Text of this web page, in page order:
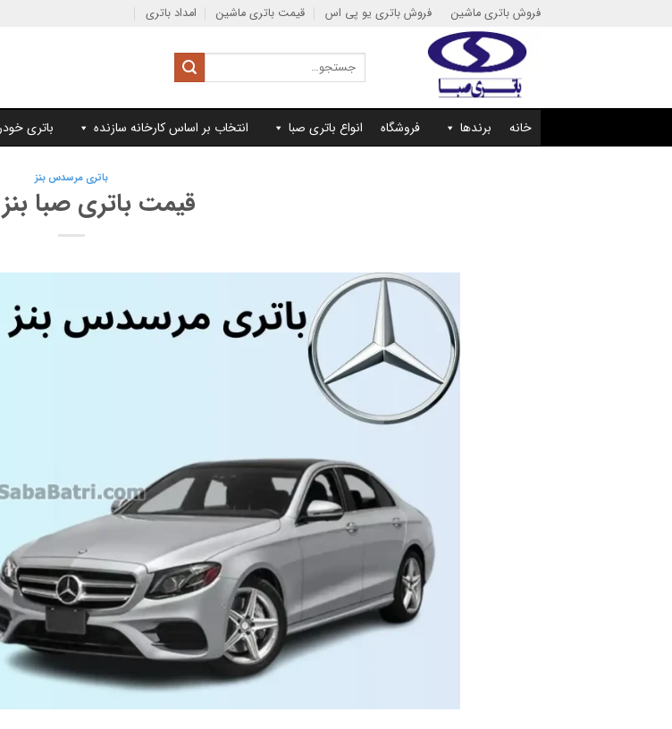
فروش باتری ماشین فروش باتری یو پی اس قیمت باتری ماشین امداد باتری
جستجو
برای:
خانه برندها فروشگاه انواع باتری صبا انتخاب بر اساس کارخانه سازنده باتری
باتری مرسدس بنز
قیمت باتری صبا بنز E200